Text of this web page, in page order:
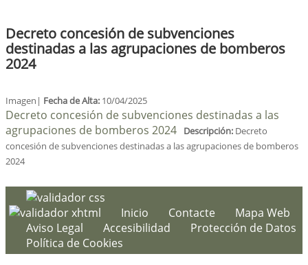
Decreto concesión de subvenciones
destinadas a las agrupaciones de bomberos
2024
Imagen| Fecha de Alta: 10/04/2025
Decreto concesión de subvenciones destinadas a las
agrupaciones de bomberos 2024
Descripción: Decreto
concesión de subvenciones destinadas a las agrupaciones de bomberos
2024
Inicio Contacte
Mapa Web
Aviso Legal
Accesibilidad
Protección de Datos
Política de Cookies